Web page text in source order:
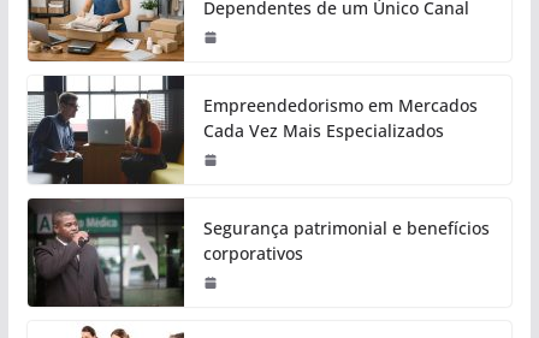
Dependentes de um Único Canal
Empreendedorismo em Mercados
Cada Vez Mais Especializados
Segurança patrimonial e benefícios
corporativos